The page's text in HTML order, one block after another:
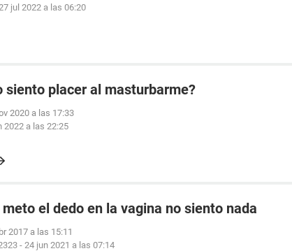
jul 2022 a las 06:20
siento placer al masturbarme?
2020 a las 17:33
2022 a las 22:25
el dedo en la vagina no siento nada
2017 a las 15:11
- 24 jun 2021 a las 07:14